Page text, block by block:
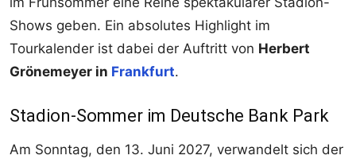
Shows geben. Ein absolutes Highlight im
Tourkalender ist dabei der Auftritt von Herbert
Grönemeyer in Frankfurt.
Stadion-Sommer im Deutsche Bank Park
Am Sonntag, den 13. Juni 2027, verwandelt sich der